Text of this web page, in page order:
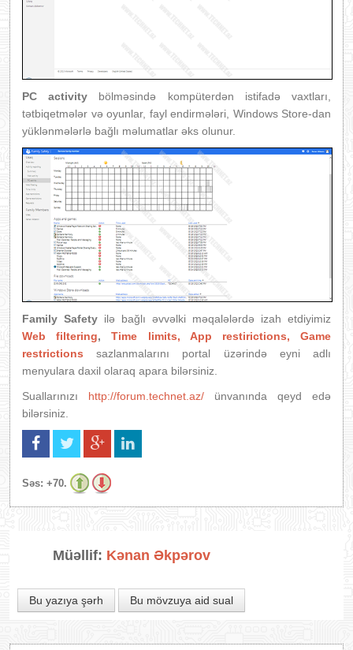
PC activity bölməsində kompüterdən istifadə vaxtları,
tətbiqetmələr və oyunlar, fayl endirmələri, Windows Store-dan
yüklənmələrlə bağlı məlumatlar əks olunur.
Family Safety ilə bağlı əvvəlki məqalələrdə izah etdiyimiz
Web filtering,Time limits, App restirictions, Game
restrictions sazlanmalarını portal üzərində eyni adlı
menyulara daxil olaraq apara bilərsiniz.
Suallarınızı http://forum.technet.az/ ünvanında qeyd edə
bilərsiniz.
Səs: +70.
Müəllif: Kənan Əkpərov
Bu yazıya şərh Bu mövzuya aid sual